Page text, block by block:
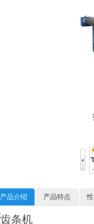
产品介绍 产品特点